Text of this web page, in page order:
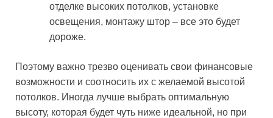
отделке высоких потолков, установке
освещения, монтажу штор – все это будет
дороже.
Поэтому важно трезво оценивать свои финансовые
возможности и соотносить их с желаемой высотой
потолков. Иногда лучше выбрать оптимальную
высоту, которая будет чуть ниже идеальной, но при